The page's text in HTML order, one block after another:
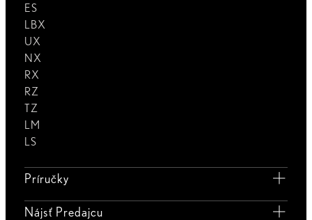
ES
LBX
UX
NX
RX
RZ
TZ
LM
LS
Príručky
Nájsť Predajcu